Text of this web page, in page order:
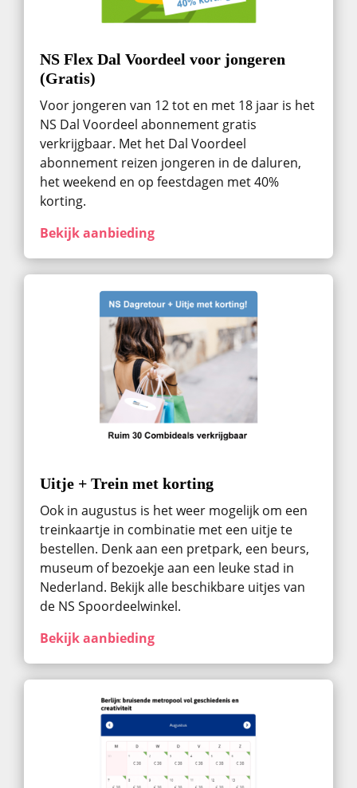
NS Flex Dal Voordeel voor jongeren
(Gratis)
Voor jongeren van 12 tot en met 18 jaar is het
NS Dal Voordeel abonnement gratis
verkrijgbaar. Met het Dal Voordeel
abonnement reizen jongeren in de daluren,
het weekend en op feestdagen met 40%
korting.
Bekijk aanbieding
Uitje + Trein met korting
Ook in augustus ​is het weer mogelijk om een
treinkaartje in combinatie met een uitje te
bestellen. Denk aan een pretpark, een beurs,
museum of bezoekje aan een leuke stad in
Nederland. Bekijk alle beschikbare uitjes van
de NS Spoordeelwinkel.
Bekijk aanbieding